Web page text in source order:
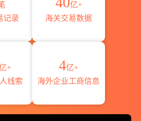
记录
亿+
海关交易数据
+
线索
4亿+
海外企业工商信息